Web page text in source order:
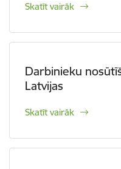
Skatīt vairāk
Darbinieku
Latvijas
Skatīt vairāk